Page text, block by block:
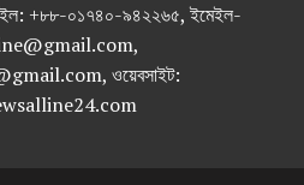
+৮৮-০১৭৪০-৯৪২২৬৫, ইমেইল-
ওয়েবসাইট: